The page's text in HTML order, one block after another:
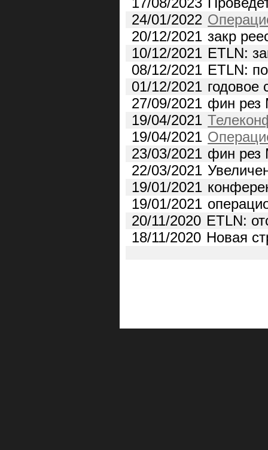
24/01/2022
20/12/2021 закр
10/12/2021 ETLN:
08/12/2021 ETLN:
01/12/2021 годовое
27/09/2021 фин
19/04/2021
19/04/2021
23/03/2021 фин
22/03/2021 Увеличение
19/01/2021 конференц-
19/01/2021
20/11/2020 ETLN:
18/11/2020 Новая